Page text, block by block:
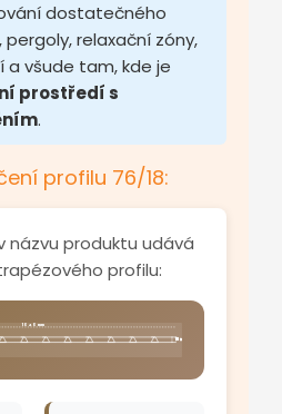
dostatečného
relaxační zóny,
a všude tam, kde je
prostředí s
.
profilu 76/18:
názvu produktu udává
profilu:
1040 mm